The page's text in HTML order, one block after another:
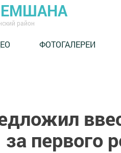
район
ФОТОГАЛЕРЕИ
первого